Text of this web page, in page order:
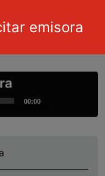
emisora
00:00